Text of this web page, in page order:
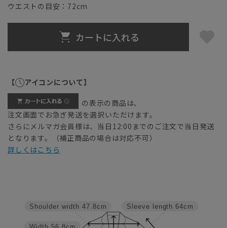
ウエストの目安： 72cm
カートに入れる
【 アイコンについて】
の表示の商品は、
注文画面でお急ぎ発送を選択いただけます。
さらにメルマガ会員様は、当日12:00までのご注文で当日発送
となります。（補正商品の場合は対応不可）
詳しくはこちら
Sleeve length 64cm
Shoulder width 47.8cm